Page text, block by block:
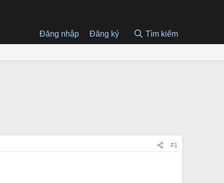
Đăng nhập Đăng ký Tìm kiếm
#1